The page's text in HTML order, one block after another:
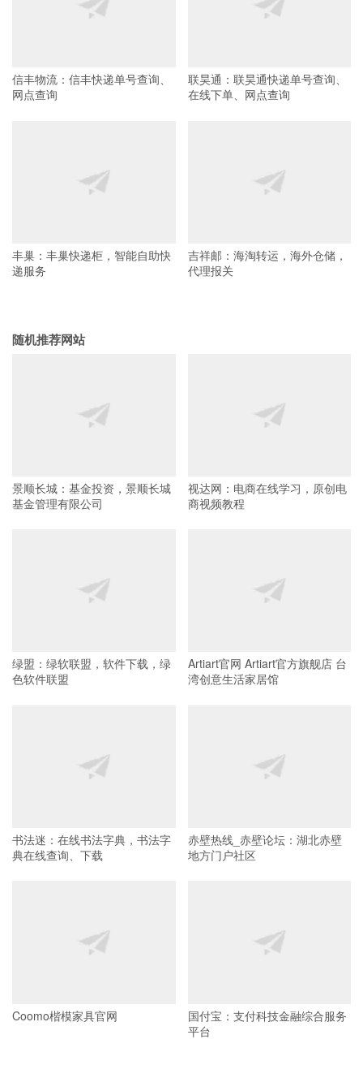
信丰物流：信丰快递单号查询、
网点查询
联昊通：联昊通快递单号查询、
在线下单、网点查询
丰巢：丰巢快递柜，智能自助快
递服务
吉祥邮：海淘转运，海外仓储，
代理报关
随机推荐网站
景顺长城：基金投资，景顺长城
基金管理有限公司
视达网：电商在线学习，原创电
商视频教程
绿盟：绿软联盟，软件下载，绿
色软件联盟
Artiart官网 Artiart官方旗舰店 台
湾创意生活家居馆
书法迷：在线书法字典，书法字
典在线查询、下载
赤壁热线_赤壁论坛：湖北赤壁
地方门户社区
Coomo楷模家具官网
国付宝：支付科技金融综合服务
平台